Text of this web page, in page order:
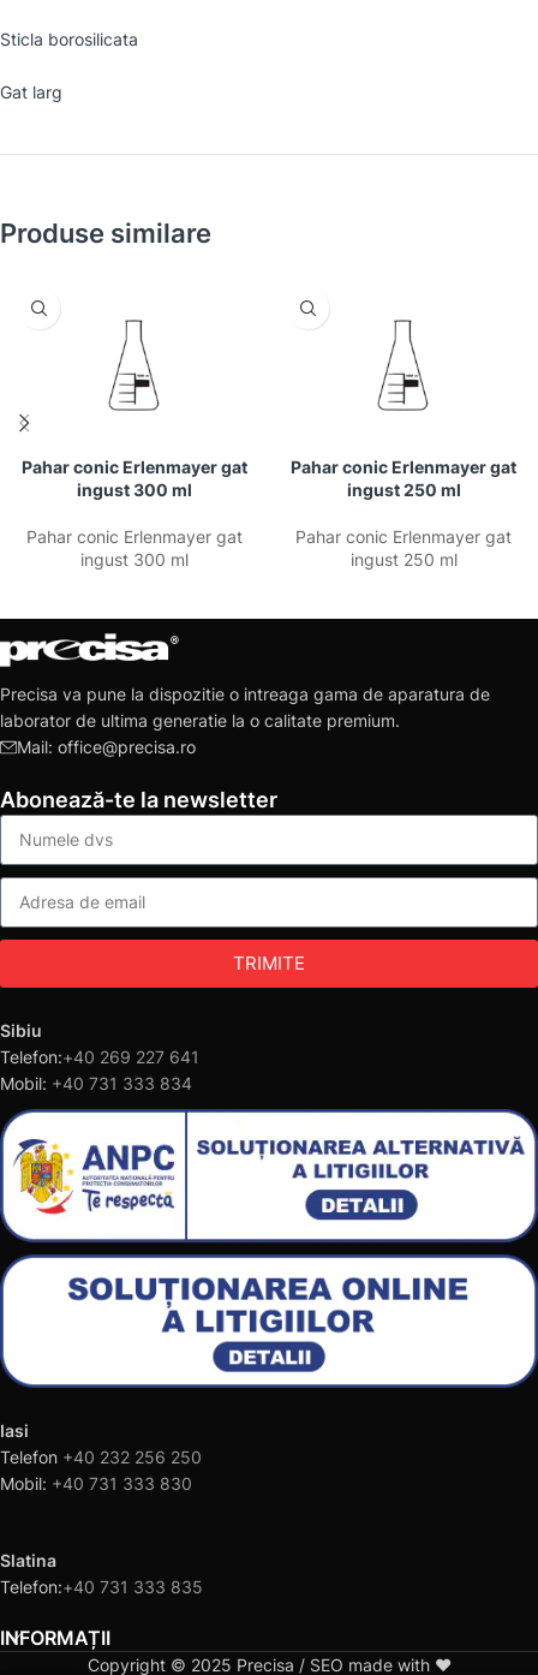
Sticla borosilicata
Gat larg
Produse similare
Pahar conic Erlenmayer gat
ingust 300 ml
Pahar conic Erlenmayer gat
ingust 300 ml
Pahar conic Erlenmayer gat
ingust 250 ml
Pahar conic Erlenmayer gat
ingust 250 ml
Precisa va pune la dispozitie o intreaga gama de aparatura de
laborator de ultima generatie la o calitate premium.
Mail: office@precisa.ro
Abonează-te la newsletter
TRIMITE
Sibiu
Telefon:+40 269 227 641
Mobil: +40 731 333 834
Iasi
Telefon +40 232 256 250
Mobil: +40 731 333 830
Slatina
Telefon:+40 731 333 835
INFORMAȚII
Copyright © 2025 Precisa / SEO made with ❤️